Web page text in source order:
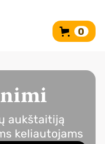
0
aukštaitiją
keliautojams